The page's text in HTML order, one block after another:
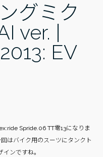
グミク
ver. |
EV
Spride.06 TT零13になりま
はバイク用のスーツにタンクト
ンですね。